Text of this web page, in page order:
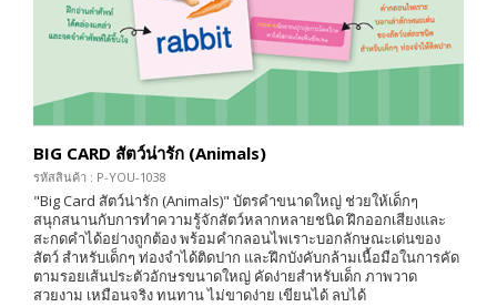
BIG CARD สัตว์น่ารัก (Animals)
รหัสสินค้า : P-YOU-1038
"Big Card สัตว์น่ารัก (Animals)" บัตรคำขนาดใหญ่ ช่วยให้เด็กๆ
สนุกสนานกับการทำความรู้จักสัตว์หลากหลายชนิด ฝึกออกเสียงและ
สะกดคำได้อย่างถูกต้อง พร้อมคำกลอนไพเราะบอกลักษณะเด่นของ
สัตว์ สำหรับเด็กๆ ท่องจำได้ติดปาก และฝึกบังคับกล้ามเนื้อมือในการคัด
ตามรอยเส้นประตัวอักษรขนาดใหญ่ คัดง่ายสำหรับเด็ก ภาพวาด
สวยงาม เหมือนจริง ทนทาน ไม่ขาดง่าย เขียนได้ ลบได้